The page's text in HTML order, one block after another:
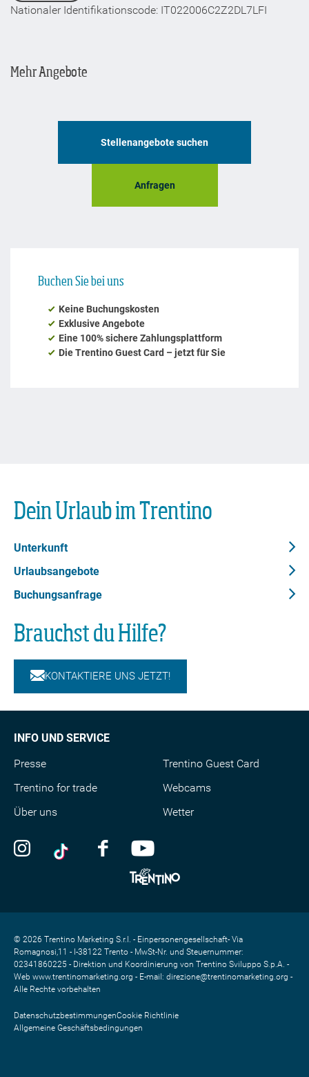
Dein Urlaub im Trentino
Unterkunft
Urlaubsangebote
Buchungsanfrage
Brauchst du Hilfe?
KONTAKTIERE UNS JETZT!
INFO UND SERVICE
Presse
Trentino for trade
Über uns
Trentino Guest Card
Webcams
Wetter
© 2026 Trentino Marketing S.r.l. - Einpersonengesellschaft- Via
Romagnosi,11 - I-38122 Trento - MwSt-Nr. und Steuernummer:
02341860225 - Direktion und Koordinierung von Trentino Sviluppo S.p.A. -
Web www.trentinomarketing.org - E-mail: direzione@trentinomarketing.org -
Alle Rechte vorbehalten
DatenschutzbestimmungenCookie Richtlinie
Allgemeine Geschäftsbedingungen